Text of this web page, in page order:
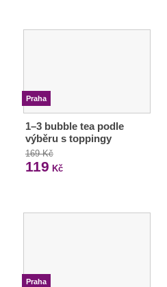
Praha
1–3 bubble tea podle
výběru s toppingy
169 Kč
119 Kč
Praha